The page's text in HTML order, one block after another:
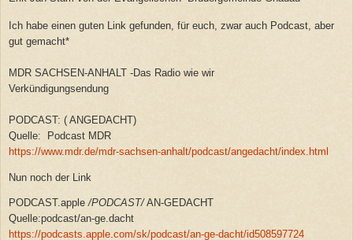
Ich habe einen guten Link gefunden, für euch, zwar auch Podcast, aber
gut gemacht*
MDR SACHSEN-ANHALT -Das Radio wie wir
Verkündigungsendung
PODCAST: ( ANGEDACHT)
Quelle: Podcast MDR
https://www.mdr.de/mdr-sachsen-anhalt/podcast/angedacht/index.html
Nun noch der Link
PODCAST.apple /PODCAST/AN-GEDACHT
Quelle:podcast/an-ge.dacht
https://podcasts.apple.com/sk/podcast/an-ge-dacht/id508597724